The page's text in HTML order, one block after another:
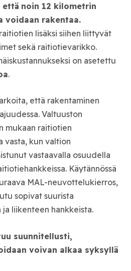
että noin 12 kilometrin
voidaan rakentaa.
lisäksi siihen liittyvät
sekä raitiotievarikko.
on asetettu
.
että rakentaminen
Valtuuston
mukaan raitiotien
vasta, kun valtion
vastaavalla osuudella
Käytännössä
MAL-neuvottelukierros,
sopivat suurista
ja liikenteen hankkeista.
suunnitellusti,
voivan alkaa syksyllä